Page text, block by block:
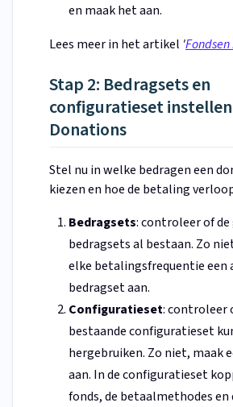
en maak het aan.
Lees meer in het artikel '
Stap 2: Bedragsets en
configuratieset
Donations
Stel nu in welke bedragen een
kiezen en hoe de betaling
Bedragsets: controleer of
bedragsets al bestaan. Zo
elke betalingsfrequentie een
bedragset aan.
Configuratieset: controleer
bestaande configuratieset
hergebruiken. Zo niet, maak
aan. In de configuratieset
fonds, de betaalmethodes en